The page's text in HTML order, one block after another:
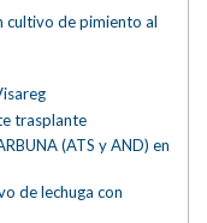
cultivo de pimiento al
trasplante
(ATS y AND) en
de lechuga con